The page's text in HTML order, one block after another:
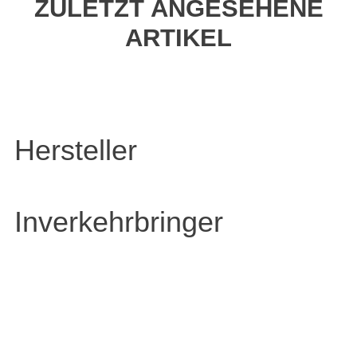
ZULETZT ANGESEHENE
ARTIKEL
Hersteller
Inverkehrbringer